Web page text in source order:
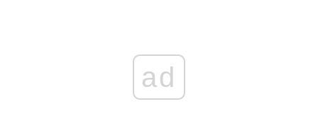
ad